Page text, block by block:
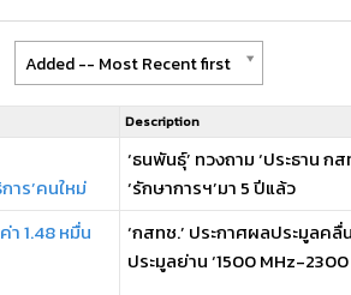
Added -- Most Recent first
Description
าร’คนใหม่
‘ธนพันธุ์’ ทวงถาม ‘ประธาน ก
‘รักษาการฯ’มา 5 ปีแล้ว
า 1.48 หมื่น
‘กสทช.’ ประกาศผลประมูลคลื่
ประมูลย่าน ‘1500 MHz-2300